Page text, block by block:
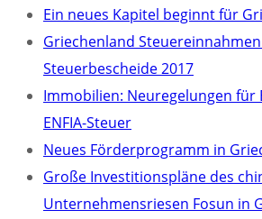
Ein neues Kapitel beginnt für
Griechenland
Steuerbescheide 2017
Immobilien: Neuregelungen für
ENFIA-Steuer
Neues Förderprogramm in
Große Investitionspläne des
Unternehmensriesen Fosun in